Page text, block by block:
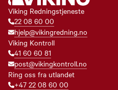
Viking Redningstjeneste
22 08 60 00
hjelp@vikingredning.no
Viking Kontroll
41 60 60 81
post@vikingkontroll.no
Ring oss fra utlandet
+47 22 08 60 00